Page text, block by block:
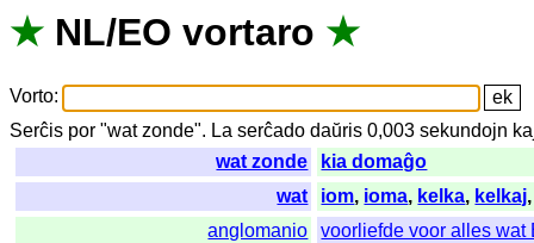
★ NL/EO vortaro ★
Vorto:
Serĉis por "wat zonde". La serĉado daŭris 0,003sekundojn
wat zonde
kia domaĝo
wat
iom, ioma, kelka, kelkaj
anglomanio
voorliefde voor alles wat